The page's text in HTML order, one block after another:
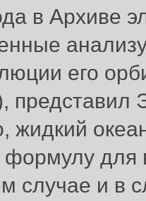
в Архиве
его
жидкий
формулу
случае и в